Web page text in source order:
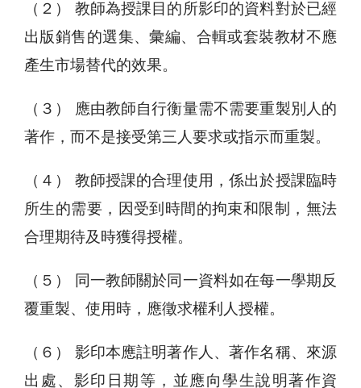
（２） 教師為授課目的所影印的資料對於已經
出版銷售的選集、彙編、合輯或套裝教材不應
產生市場替代的效果。
（３） 應由教師自行衡量需不需要重製別人的
著作，而不是接受第三人要求或指示而重製。
（４） 教師授課的合理使用，係出於授課臨時
所生的需要，因受到時間的拘束和限制，無法
合理期待及時獲得授權。
（５） 同一教師關於同一資料如在每一學期反
覆重製、使用時，應徵求權利人授權。
（６） 影印本應註明著作人、著作名稱、來源
出處、影印日期等，並應向學生說明著作資